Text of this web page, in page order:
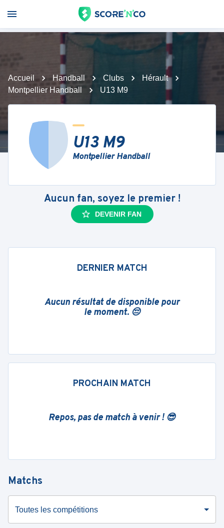
Accueil Handball Clubs
Hérault
Montpellier Handball
U13 M9
U13 M9
Montpellier Handball
Aucun fan, soyez le premier !
DEVENIR FAN
DERNIER MATCH
Aucun résultat de disponible pour
le moment. 😔
PROCHAIN MATCH
Repos, pas de match à venir ! 😎
Matchs
Toutes les compétitions